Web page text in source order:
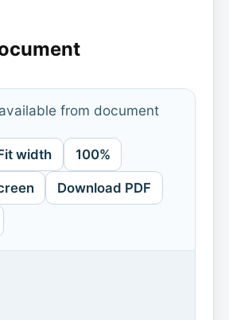
from document
width 100%
Download PDF